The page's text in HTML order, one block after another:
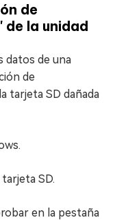
de
la unidad
datos de una
de
tarjeta SD dañada
tarjeta SD.
en la pestaña